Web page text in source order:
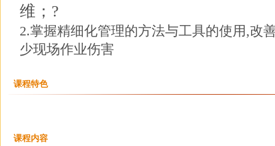
维；?
2.掌握精细化管理的方法与工具的使用,改
少现场作业伤害
课程特色
课程内容